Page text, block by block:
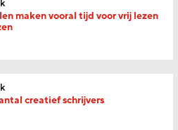
maken vooral tijd voor vrij lezen
creatief schrijvers